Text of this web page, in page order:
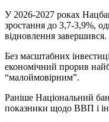
У 2026-2027 роках
зростання до 3,7-3,9%,
відновлення завершився.
Без масштабних
економічний прорив
“малоймовірним”.
Раніше Національний
показники щодо ВВП і